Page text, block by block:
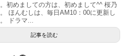
初めましての方は、初めまして^^ 桜乃
ほんむしは、毎日AM10：00に更新し
ドラマ...
記事を読む